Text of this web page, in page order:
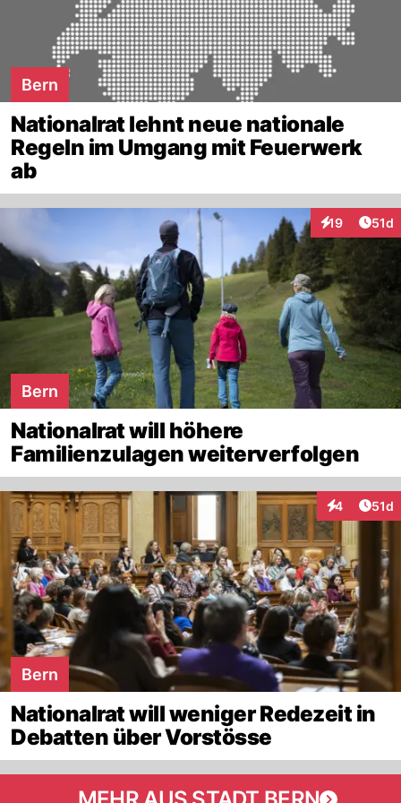
Bern
Nationalrat lehnt neue nationale
Regeln im Umgang mit Feuerwerk
ab
19
Interaktionen
51d
Bern
Nationalrat will höhere
Familienzulagen weiterverfolgen
4
Interaktionen
51d
Bern
Nationalrat will weniger Redezeit in
Debatten über Vorstösse